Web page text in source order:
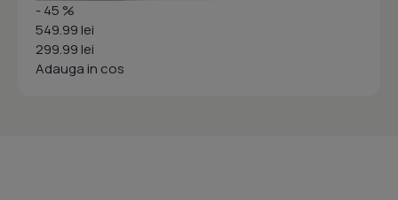
- 45 %
549.99 lei
299.99 lei
Adauga in cos